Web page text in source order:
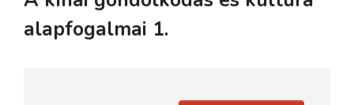
alapfogalmai 1.